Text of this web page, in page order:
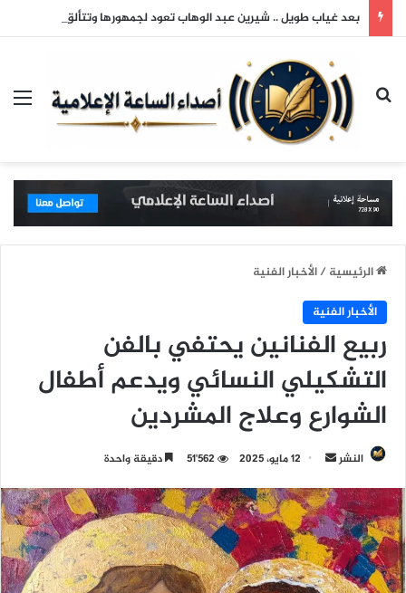
بحث عن
الرئيسية/الأخبار الفنية
الأخبار الفنية
ربيع الفنانين يحتفي بالفن
التشكيلي النسائي ويدعم أطفال
الشوارع وعلاج المشردين
النشر
س
ل
ب
ر
12 مايو، 2025 51٬562 دقيقة واحدة